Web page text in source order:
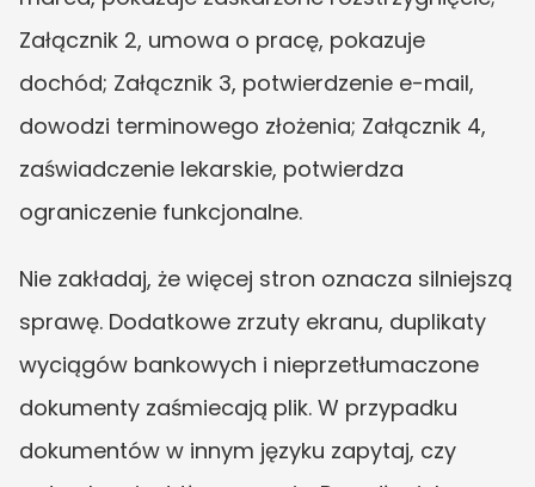
Załącznik 2, umowa o pracę, pokazuje
dochód; Załącznik 3, potwierdzenie e-mail,
dowodzi terminowego złożenia; Załącznik 4,
zaświadczenie lekarskie, potwierdza
ograniczenie funkcjonalne.
Nie zakładaj, że więcej stron oznacza silniejszą
sprawę. Dodatkowe zrzuty ekranu, duplikaty
wyciągów bankowych i nieprzetłumaczone
dokumenty zaśmiecają plik. W przypadku
dokumentów w innym języku zapytaj, czy